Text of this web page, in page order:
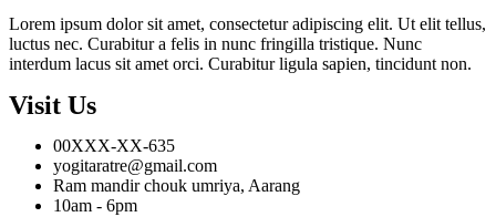
Lorem ipsum dolor sit amet, consectetur adipiscing elit. Ut elit tellus,
luctus nec. Curabitur a felis in nunc fringilla tristique. Nunc
interdum lacus sit amet orci. Curabitur ligula sapien, tincidunt non.
Visit Us
00XXX-XX-635
yogitaratre@gmail.com
Ram mandir chouk umriya, Aarang
10am - 6pm